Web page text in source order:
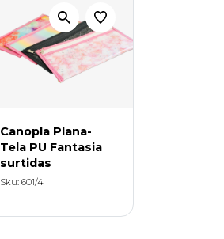
Canopla Plana-
Tela PU Fantasia
surtidas
Sku: 601/4